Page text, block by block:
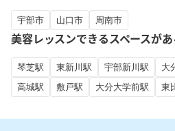
宇部市 山口市 周南市
美容レッスンできるスペースが
琴芝駅 東新川駅 宇部新川駅 大
高城駅
敷戸駅 大分大学前駅 東